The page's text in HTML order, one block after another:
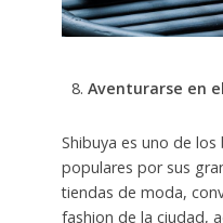
Aventurarse en
Shibuya es uno de
populares por sus
tiendas de moda,
fashion de la ciudad,